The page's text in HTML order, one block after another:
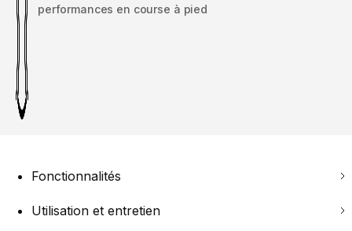
performances en course à pied
Fonctionnalités
Utilisation et entretien